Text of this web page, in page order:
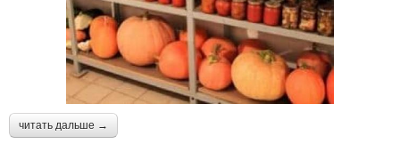
читать дальше →